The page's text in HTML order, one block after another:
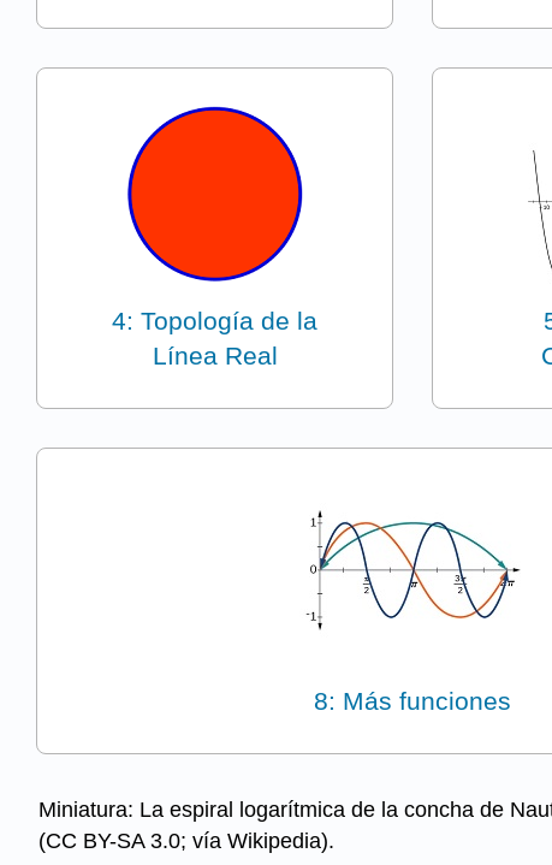
4: Topología de la
Línea Real
8: Más funciones
Miniatura: La espiral logarítmica de la concha de
(CC BY-SA 3.0; vía Wikipedia).